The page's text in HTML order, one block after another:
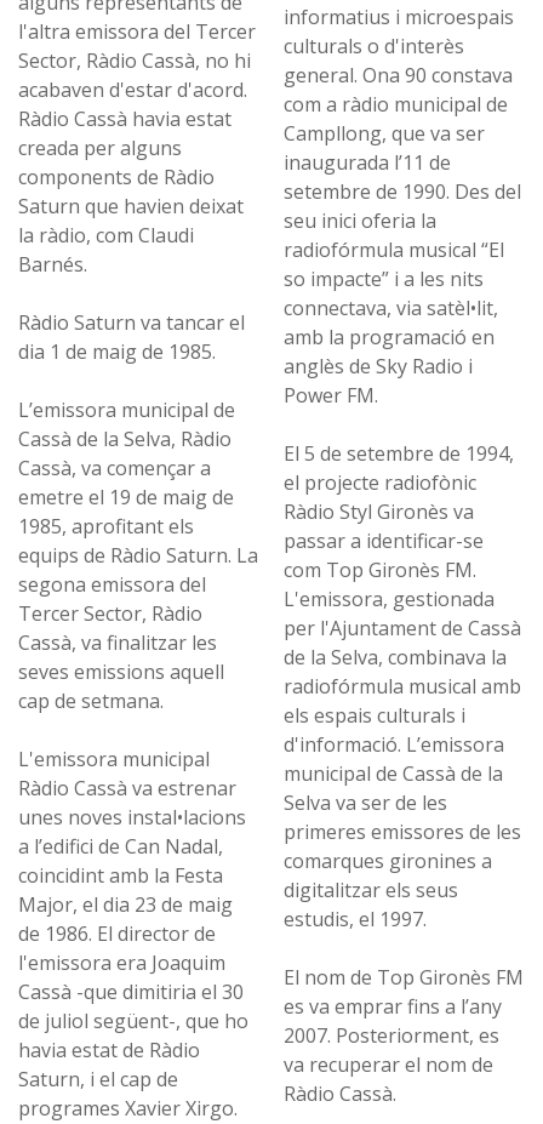
l'altra emissora del Tercer
Sector, Ràdio Cassà, no hi
acabaven d'estar d'acord.
Ràdio Cassà havia estat
creada per alguns
components de Ràdio
Saturn que havien deixat
la ràdio, com Claudi
Barnés.
Ràdio Saturn va tancar el
dia 1 de maig de 1985.
L’emissora municipal de
Cassà de la Selva, Ràdio
Cassà, va començar a
emetre el 19 de maig de
1985, aprofitant els
equips de Ràdio Saturn. La
segona emissora del
Tercer Sector, Ràdio
Cassà, va finalitzar les
seves emissions aquell
cap de setmana.
L'emissora municipal
Ràdio Cassà va estrenar
unes noves instal•lacions
a l’edifici de Can Nadal,
coincidint amb la Festa
Major, el dia 23 de maig
de 1986. El director de
l'emissora era Joaquim
Cassà -que dimitiria el 30
de juliol següent-, que ho
havia estat de Ràdio
Saturn, i el cap de
programes Xavier Xirgo.
informatius i microespais
culturals o d'interès
general. Ona 90 constava
com a ràdio municipal de
Campllong, que va ser
inaugurada l’11 de
setembre de 1990. Des del
seu inici oferia la
radiofórmula musical “El
so impacte” i a les nits
connectava, via satèl•lit,
amb la programació en
anglès de Sky Radio i
Power FM.
El 5 de setembre de 1994,
el projecte radiofònic
Ràdio Styl Gironès va
passar a identificar-se
com Top Gironès FM.
L'emissora, gestionada
per l'Ajuntament de Cassà
de la Selva, combinava la
radiofórmula musical amb
els espais culturals i
d'informació. L’emissora
municipal de Cassà de la
Selva va ser de les
primeres emissores de les
comarques gironines a
digitalitzar els seus
estudis, el 1997.
El nom de Top Gironès FM
es va emprar fins a l’any
2007. Posteriorment, es
va recuperar el nom de
Ràdio Cassà.